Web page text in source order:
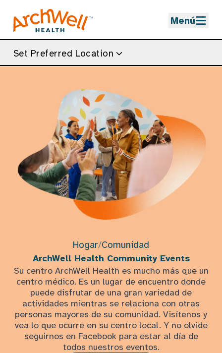
Menú
Set Preferred Location
Hogar/Comunidad
ArchWell Health Community Events
Su centro ArchWell Health es mucho más que un
centro médico. Es un lugar de encuentro donde
puede disfrutar de una gran variedad de
actividades mientras se relaciona con otras
personas mayores de su comunidad. Visítenos y
vea lo que ocurre en su centro local. Y no olvide
seguirnos en Facebook para estar al día de
todos nuestros eventos.